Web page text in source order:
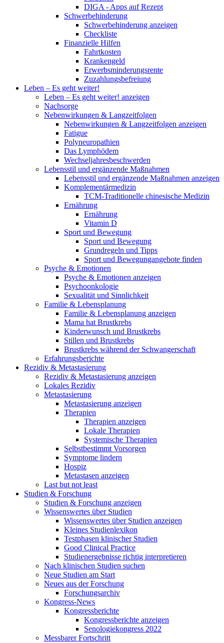
DIGA - Apps auf Rezept
Schwerbehinderung
Schwerbehinderung anzeigen
Checkliste
Finanzielle Hilfen
Fahrtkosten
Krankengeld
Erwerbsminderungsrente
Zuzahlungsbefreiung
Leben – Es geht weiter!
Leben – Es geht weiter! anzeigen
Nachsorge
Nebenwirkungen & Langzeitfolgen
Nebenwirkungen & Langzeitfolgen anzeigen
Fatigue
Polyneuropathien
Das Lymphödem
Wechseljahresbeschwerden
Lebensstil und ergänzende Maßnahmen
Lebensstil und ergänzende Maßnahmen anzeigen
Komplementärmedizin
TCM-Traditionelle chinesische Medizin
Ernährung
Ernährung
Vitamin D
Sport und Bewegung
Sport und Bewegung
Grundregeln und Tipps
Sport und Bewegungangebote finden
Psyche & Emotionen
Psyche & Emotionen anzeigen
Psychoonkologie
Sexualität und Sinnlichkeit
Familie & Lebensplanung
Familie & Lebensplanung anzeigen
Mama hat Brustkrebs
Kinderwunsch und Brustkrebs
Stillen und Brustkrebs
Brustkrebs während der Schwangerschaft
Erfahrungsberichte
Rezidiv & Metastasierung
Rezidiv & Metastasierung anzeigen
Lokales Rezidiv
Metastasierung
Metastasierung anzeigen
Therapien
Therapien anzeigen
Lokale Therapien
Systemische Therapien
Selbstbestimmt Vorsorgen
Symptome lindern
Hospiz
Metastasen anzeigen
Last but not least
Studien & Forschung
Studien & Forschung anzeigen
Wissenswertes über Studien
Wissenswertes über Studien anzeigen
Kleines Studienlexikon
Testphasen klinischer Studien
Good Clinical Practice
Studienergebnisse richtig interpretieren
Nach klinischen Studien suchen
Neue Studien am Start
Neues aus der Forschung
Forschungsarchiv
Kongress-News
Kongressberichte
Kongressberichte anzeigen
Senologiekongress 2022
Messbarer Fortschritt